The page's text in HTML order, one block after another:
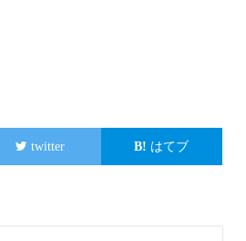
twitter はてブ